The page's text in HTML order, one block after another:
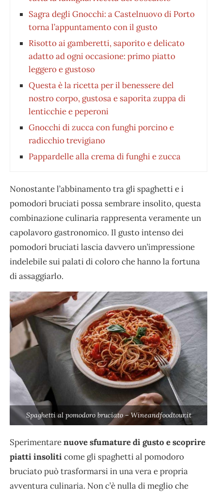
Sagra degli Gnocchi: a Castelnuovo di Porto
torna l’appuntamento con il gusto
Risotto ai gamberetti, saporito e delicato
adatto ad ogni occasione: primo piatto
leggero e gustoso
Questa è la ricetta per il benessere del
nostro corpo, gustosa e saporita zuppa di
lenticchie e peperoni
Gnocchi di zucca con funghi porcino e
radicchio trevigiano
Pappardelle alla crema di funghi e zucca
Nonostante l’abbinamento tra gli spaghetti e i
pomodori bruciati possa sembrare insolito, questa
combinazione culinaria rappresenta veramente un
capolavoro gastronomico. Il gusto intenso dei
pomodori bruciati lascia davvero un’impressione
indelebile sui palati di coloro che hanno la fortuna
di assaggiarlo.
Spaghetti al pomodoro bruciato – Wineandfoodtour.it
Sperimentarenuove sfumature di gusto e scoprire
piatti insoliticome gli spaghetti al pomodoro
bruciato può trasformarsi in una vera e propria
avventura culinaria. Non c’è nulla di meglio che